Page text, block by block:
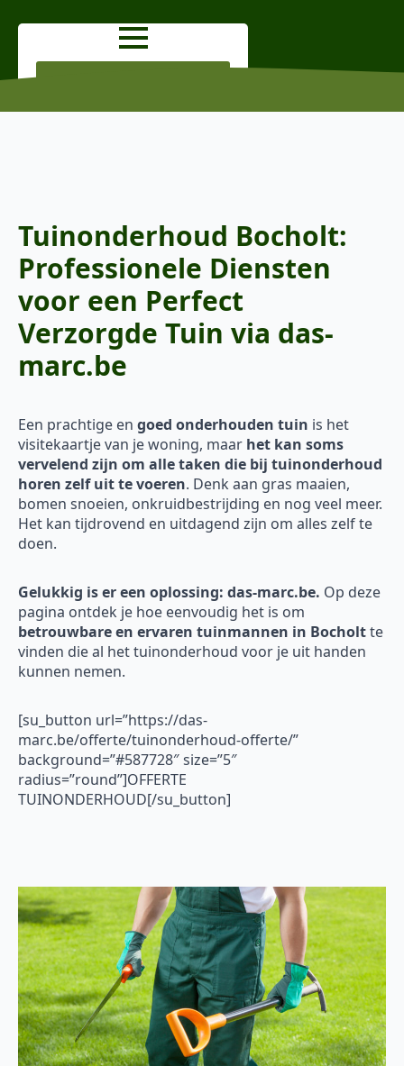
Tuinonderhoud Bocholt:
Professionele Diensten
voor een Perfect
Verzorgde Tuin via das-
marc.be
Een prachtige en goed onderhouden tuin is het
visitekaartje van je woning, maar het kan soms
vervelend zijn om alle taken die bij tuinonderhoud
horen zelf uit te voeren. Denk aan gras maaien,
bomen snoeien, onkruidbestrijding en nog veel meer.
Het kan tijdrovend en uitdagend zijn om alles zelf te
doen.
Gelukkig is er een oplossing: das-marc.be. Op deze
pagina ontdek je hoe eenvoudig het is om
betrouwbare en ervaren tuinmannen in Bocholtte
vinden die al het tuinonderhoud voor je uit handen
kunnen nemen.
[su_button url=”https://das-
marc.be/offerte/tuinonderhoud-offerte/”
background=”#587728″ size=”5″
radius=”round”]OFFERTE
TUINONDERHOUD[/su_button]